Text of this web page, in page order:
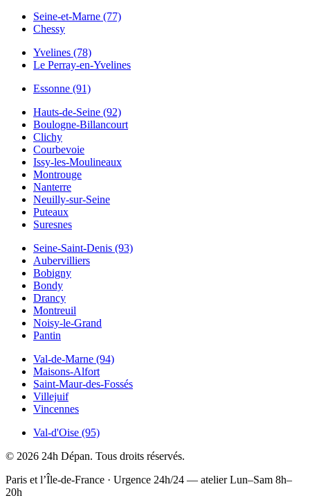
Seine-et-Marne (77)
Chessy
Yvelines (78)
Le Perray-en-Yvelines
Essonne (91)
Hauts-de-Seine (92)
Boulogne-Billancourt
Clichy
Courbevoie
Issy-les-Moulineaux
Montrouge
Nanterre
Neuilly-sur-Seine
Puteaux
Suresnes
Seine-Saint-Denis (93)
Aubervilliers
Bobigny
Bondy
Drancy
Montreuil
Noisy-le-Grand
Pantin
Val-de-Marne (94)
Maisons-Alfort
Saint-Maur-des-Fossés
Villejuif
Vincennes
Val-d'Oise (95)
© 2026 24h Dépan. Tous droits réservés.
Paris et l’Île-de-France · Urgence 24h/24 — atelier Lun–Sam 8h–
20h